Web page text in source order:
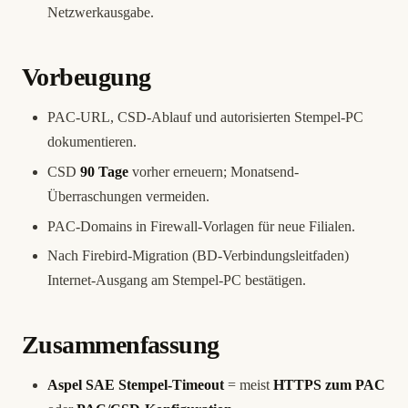
Netzwerkausgabe.
Vorbeugung
PAC-URL, CSD-Ablauf und autorisierten Stempel-PC
dokumentieren.
CSD 90 Tage vorher erneuern; Monatsend-
Überraschungen vermeiden.
PAC-Domains in Firewall-Vorlagen für neue Filialen.
Nach Firebird-Migration (BD-Verbindungsleitfaden)
Internet-Ausgang am Stempel-PC bestätigen.
Zusammenfassung
Aspel SAE Stempel-Timeout = meist HTTPS zum PAC